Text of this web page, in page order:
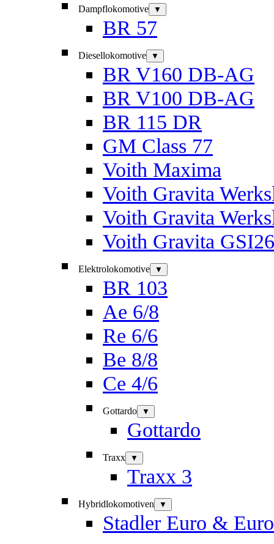
Dampflokomotive ▼
BR 57
Diesellokomotive ▼
BR V160 DB-AG
BR V100 DB-AG
BR 115 DR
GM Class 77
Voith Maxima
Voith Gravita
Voith Gravita
Voith Gravita
Elektrolokomotive ▼
BR 103
Ae 6/8
Re 6/6
Be 8/8
Ce 4/6
Gottardo ▼
Gottardo
Traxx ▼
Traxx 3
Hybridlokomotiven ▼
Stadler Euro &